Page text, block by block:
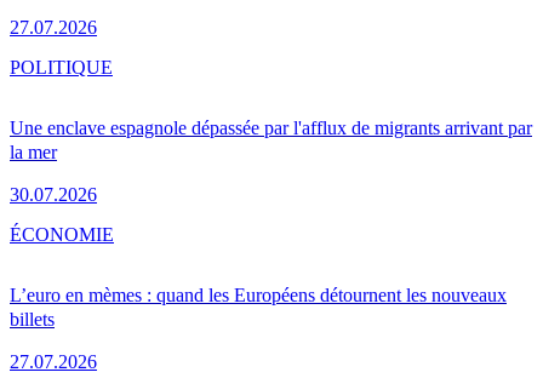
27.07.2026
Une enclave espagnole dépassée par l'afflux de migrants arrivant par
la mer
30.07.2026
POLITIQUE
L’euro en mèmes : quand les Européens détournent les nouveaux
billets
27.07.2026
ÉCONOMIE